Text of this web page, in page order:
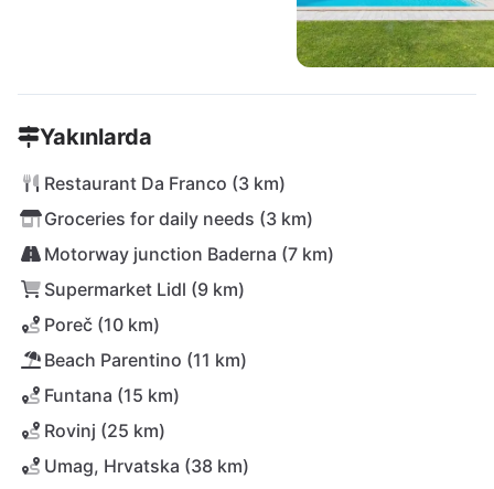
Yakınlarda
Restaurant Da Franco (3 km)
Groceries for daily needs (3 km)
Motorway junction Baderna (7 km)
Supermarket Lidl (9 km)
Poreč (10 km)
Beach Parentino (11 km)
Funtana (15 km)
Rovinj (25 km)
Umag, Hrvatska (38 km)